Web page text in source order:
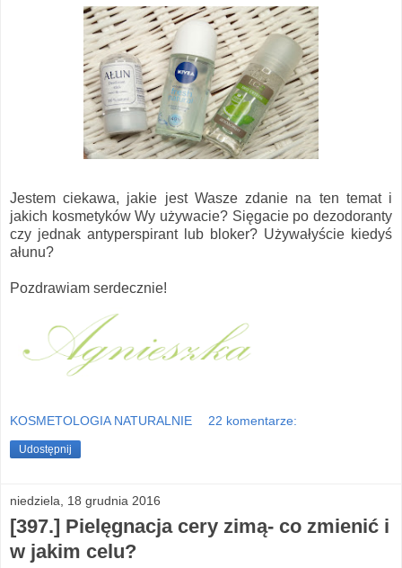
Jestem ciekawa, jakie jest Wasze zdanie na ten temat i
jakich kosmetyków Wy używacie? Sięgacie po dezodoranty
czy jednak antyperspirant lub bloker? Używałyście kiedyś
ałunu?
Pozdrawiam serdecznie!
KOSMETOLOGIA NATURALNIE 22 komentarze:
Udostępnij
niedziela, 18 grudnia 2016
[397.] Pielęgnacja cery zimą- co zmienić i
w jakim celu?